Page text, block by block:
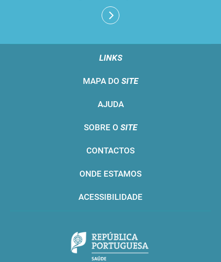
LINKS
MAPA DO SITE
AJUDA
SOBRE O SITE
CONTACTOS
ONDE ESTAMOS
ACESSIBILIDADE